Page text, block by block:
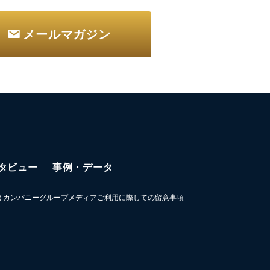
メールマガジン
ビュー 事例・データ
カンパニーグループメディアご利用に際しての留意事項